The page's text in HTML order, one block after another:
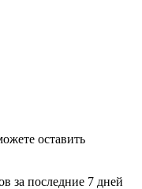
оставить
за последние 7 дней